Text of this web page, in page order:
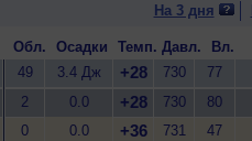
На 3 дня
Обл. Осадки Темп. Давл. Вл.
49 3.4 Дж +28 730 77
2 0.0 +28 730 80
0 0.0 +36 731 47